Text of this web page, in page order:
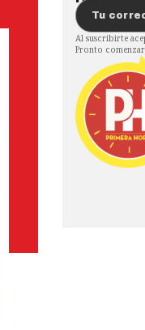
Al suscribirte
Pronto